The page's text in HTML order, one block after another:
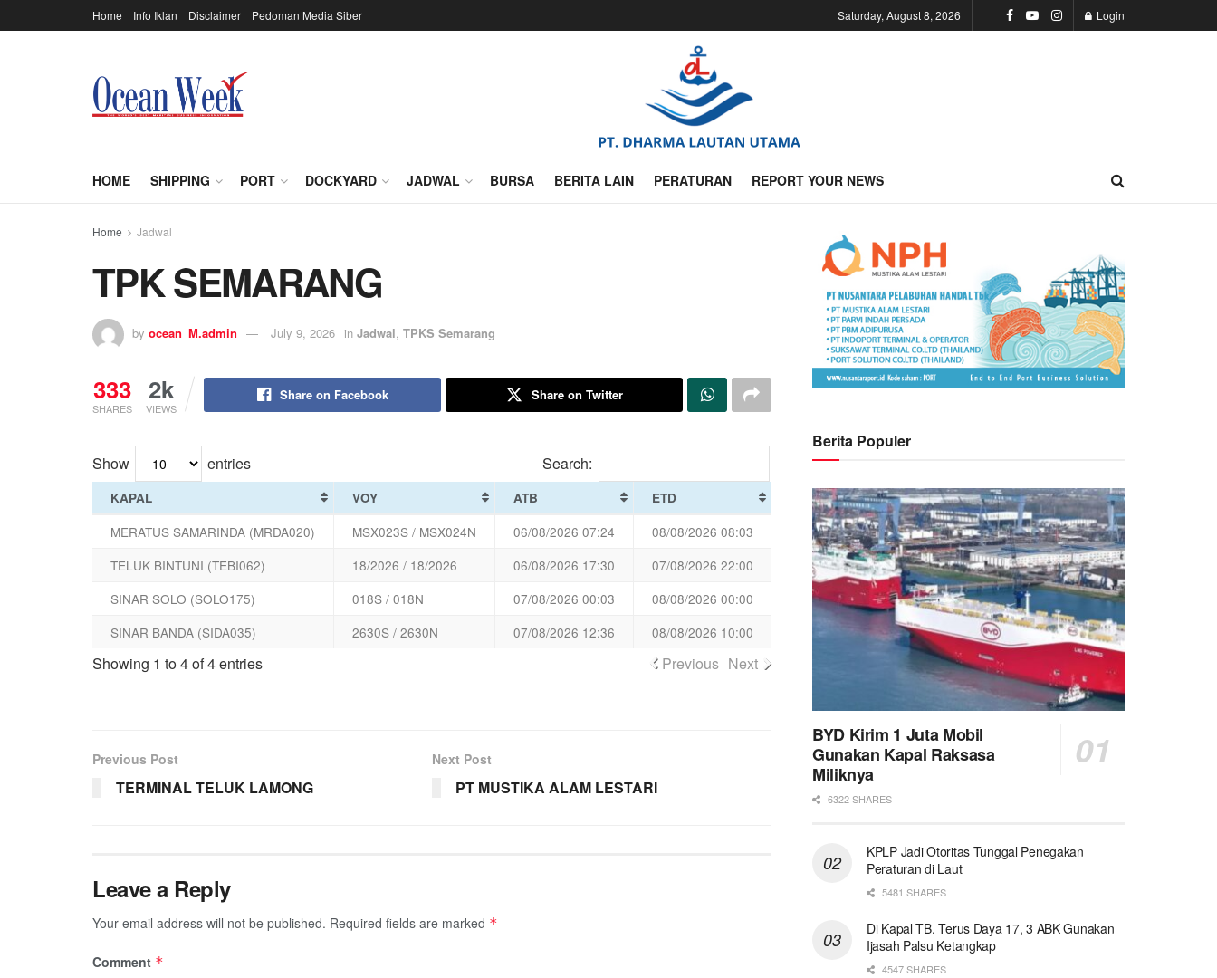
Home Info Iklan Disclaimer Pedoman Media Siber Saturday, August 8, 2026 Login
HOME SHIPPING PORT DOCKYARD JADWAL BURSA BERITA LAIN PERATURAN REPORT YOUR NEWS
Home Jadwal
TPK SEMARANG
by ocean_M.admin July 9, 2026 in Jadwal, TPKS Semarang
333
SHARES
2k
VIEWS
Share on Facebook Share on Twitter
Show entries Search:
KAPAL VOY ATB ETD
MERATUS SAMARINDA (MRDA020) MSX023S / MSX024N 06/08/2026 07:24
08/08/2026 08:03
TELUK BINTUNI (TEBI062)
18/2026 / 18/2026 06/08/2026 17:30
07/08/2026 22:00
SINAR SOLO (SOLO175)
018S / 018N 07/08/2026 00:03
08/08/2026 00:00
SINAR BANDA (SIDA035)
2630S / 2630N 07/08/2026 12:36 08/08/2026 10:00
Showing 1 to 4 of 4 entries Previous Next
Previous Post
TERMINAL TELUK LAMONG
Next Post
PT MUSTIKA ALAM LESTARI
Leave a Reply
Your email address will not be published. Required fields are marked *
Comment *
Berita Populer
BYD Kirim 1 Juta Mobil
Gunakan Kapal Raksasa
Miliknya
6322 SHARES
KPLP Jadi Otoritas Tunggal Penegakan
Peraturan di Laut
5481 SHARES
Di Kapal TB. Terus Daya 17, 3 ABK Gunakan
Ijasah Palsu Ketangkap
4547 SHARES